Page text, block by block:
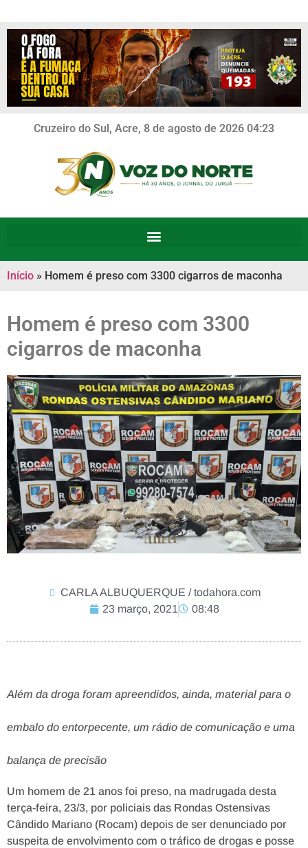
Cruzeiro do Sul, Acre, 8 de agosto de 2026 04:23
Início » Homem é preso com 3300 cigarros de maconha
Homem é preso com 3300
cigarros de maconha
CARLA ALBUQUERQUE / todahora.com
23 março, 2021
08:48
Além da droga foram apreendidos, ainda, material para o
embalo do entorpecente, um rádio de comunicação e uma
balança de precisão
Um homem de 21 anos foi preso, na madrugada desta
terça-feira, 23/3, por policiais das Rondas Ostensivas
Cândido Mariano (Rocam) depois de ser denunciado por
suspeita de envolvimento com o tráfico de drogas e posse